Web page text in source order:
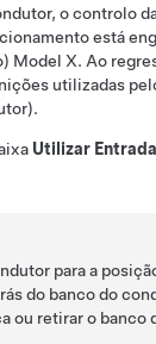
ocontrolo
está
Model X. Ao
utilizadas
Utilizar Entrada
para a
do banco do
ou retirar o banco